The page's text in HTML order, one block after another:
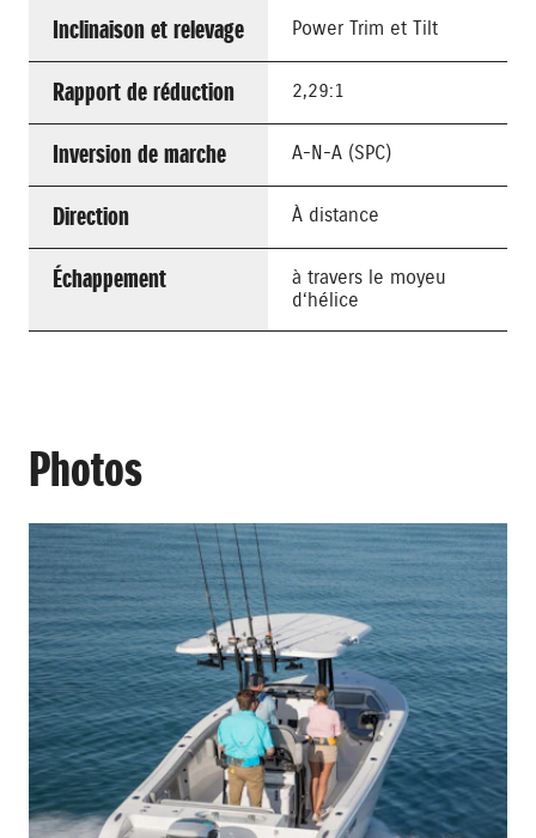
Inclinaison et relevage Power Trim et Tilt
Rapport de réduction 2,29:1
Inversion de marche A-N-A (SPC)
Direction À distance
Échappement
à travers le moyeu
d‘hélice
Photos